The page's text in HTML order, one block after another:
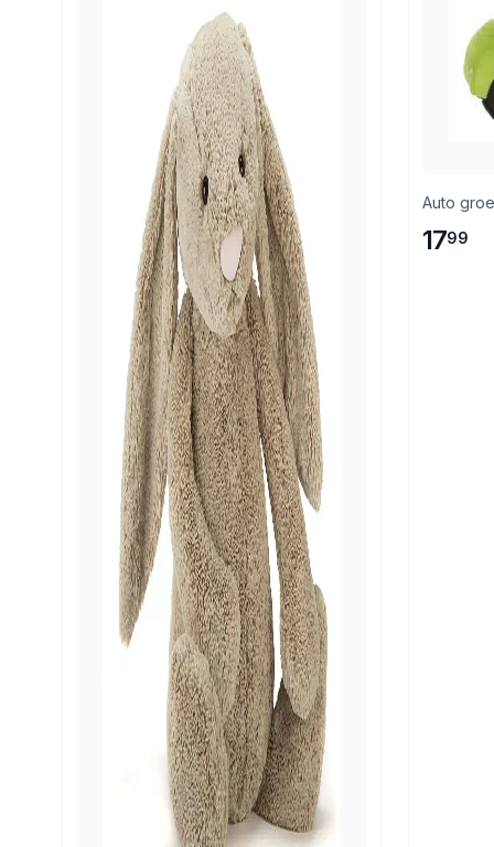
Auto
1799